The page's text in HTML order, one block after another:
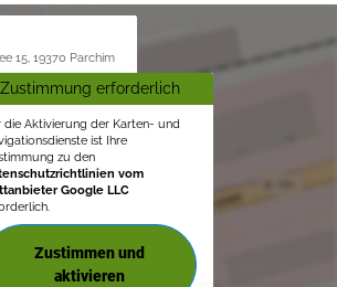
15, 19370 Parchim
Zustimmung erforderlich
die Aktivierung der Karten- und
ist Ihre
zu den
vom
Google LLC
Zustimmen und
aktivieren